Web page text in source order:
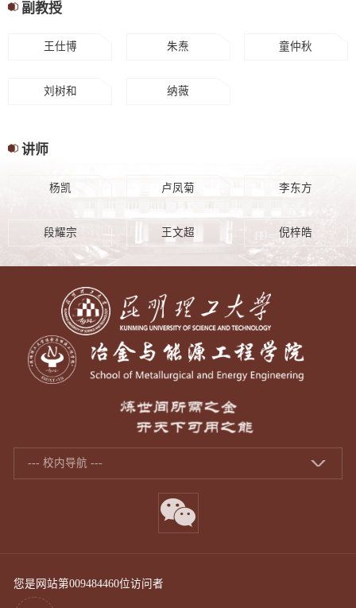
副教授
王仕博 朱焘 童仲秋
刘树和 纳薇
讲师
杨凯 卢凤菊 李东方
段耀宗 王文超 倪梓皓
--- 校内导航 ---
您是网站第009484460位访问者